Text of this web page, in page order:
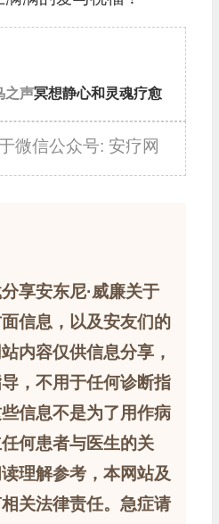
之声冥想静心和灵魂疗愈
微信公众号: 安疗网
享安东尼·威廉关于
信息，以及安友们的
内容仅供信息分享，
，不用于任何诊断指
信息不是为了用作病
何患者与医生的关
理解参考，本网站及
关法律责任。急症请